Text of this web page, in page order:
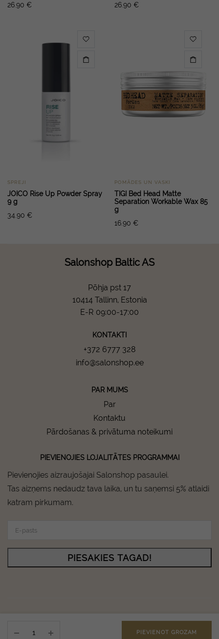
PIEVIENOT GROZAM
26.90 €
26.90 €
SPREJI
JOICO Rise Up Powder Spray
9 g
34.90 €
POMĀDES UN VASKI
TIGI Bed Head Matte
Separation Workable Wax 85
g
16.90 €
Salonshop Baltic AS
Põhja pst 17
10414 Tallinn, Estonia
E-R 09:00-17:00
KONTAKTI
+372 6777 328
info@salonshop.ee
PAR MUMS
Par
Kontaktu
Pārdošanas & privātuma noteikumi
PIEVIENOJIES LOJALITĀTES PROGRAMMAI
Pievienojies aizraujošajai Salonshop pasaulei.
Tas aizņems nedaudz tava laika, un tu saņemsi 5% atlaidi
katram pirkumam.
PIESAKIES TAGAD!
Facebook